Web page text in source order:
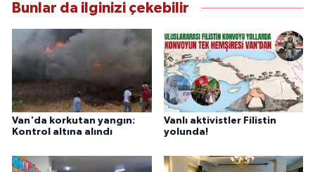
bilgilendirmektedir.
Bunlar da ilginizi çekebilir
Van'da korkutan yangın:
Kontrol altına alındı
Vanlı aktivistler Filistin
yolunda!